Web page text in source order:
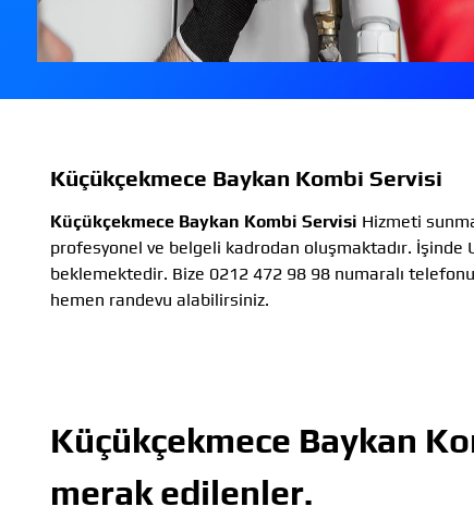
Küçükçekmece Baykan Kombi Servisi
Küçükçekmece Baykan Kombi Servisi Hizmeti
profesyonel ve belgeli kadrodan oluşmaktadır. İşinde
beklemektedir. Bize 0212 472 98 98 numaralı
hemen randevu alabilirsiniz.
Küçükçekmece Baykan
merak edilenler.